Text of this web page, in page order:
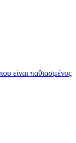
είναι παθιασμένος